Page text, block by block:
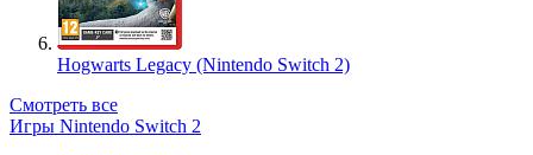
Hogwarts Legacy (Nintendo Switch 2)
Смотреть все
Игры Nintendo Switch 2